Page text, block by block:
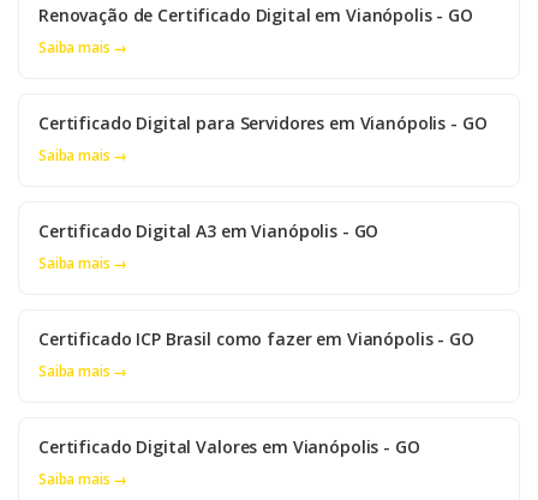
Renovação de Certificado Digital em Vianópolis - GO
Saiba mais →
Certificado Digital para Servidores em Vianópolis - GO
Saiba mais →
Certificado Digital A3 em Vianópolis - GO
Saiba mais →
Certificado ICP Brasil como fazer em Vianópolis - GO
Saiba mais →
Certificado Digital Valores em Vianópolis - GO
Saiba mais →